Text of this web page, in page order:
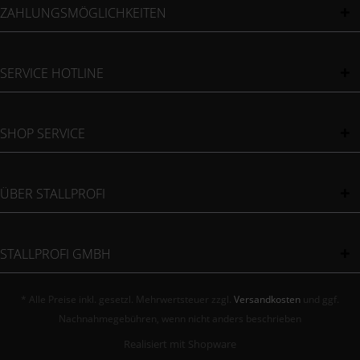
ZAHLUNGSMÖGLICHKEITEN
SERVICE HOTLINE
SHOP SERVICE
ÜBER STALLPROFI
STALLPROFI GMBH
* Alle Preise inkl. gesetzl. Mehrwertsteuer zzgl. Versandkosten und ggf.
Nachnahmegebühren, wenn nicht anders beschrieben
Realisiert mit Shopware